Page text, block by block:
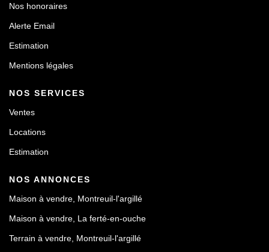
Nos honoraires
Alerte Email
Estimation
Mentions légales
NOS SERVICES
Ventes
Locations
Estimation
NOS ANNONCES
Maison à vendre, Montreuil-l'argillé
Maison à vendre, La ferté-en-ouche
Terrain à vendre, Montreuil-l'argillé